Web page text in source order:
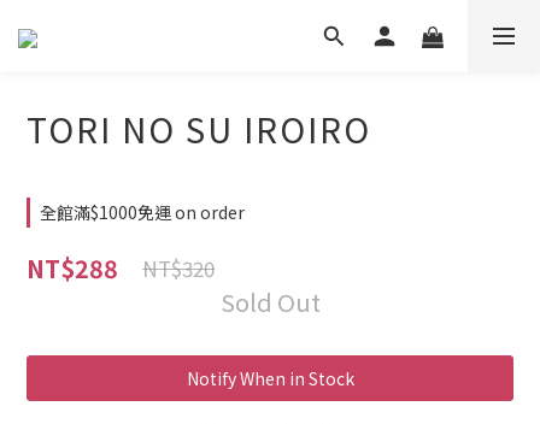
TORI NO SU IROIRO
全館滿$1000免運 on order
NT$288 NT$320
Sold Out
Notify When in Stock